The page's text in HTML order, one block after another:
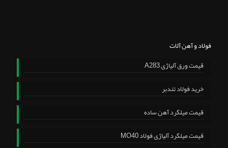
فولاد و آهن آلات
قیمت ورق آلیاژی A283
خرید فولاد تندبر
قیمت میلگرد آهن ساده
قیمت میلگرد آلیاژی فولاد MO40